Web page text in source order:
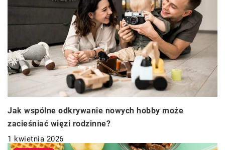
Jak wspólne odkrywanie nowych hobby może
zacieśniać więzi rodzinne?
1 kwietnia 2026